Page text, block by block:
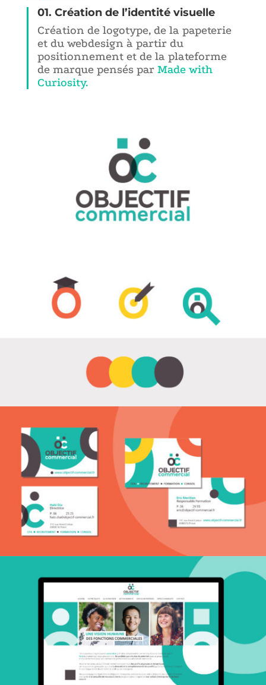
01. Création de l’identité visuelle
Création de logotype, de la papeterie
et du webdesign à partir du
positionnement et de la plateforme
de marque pensés par Made with
Curiosity.